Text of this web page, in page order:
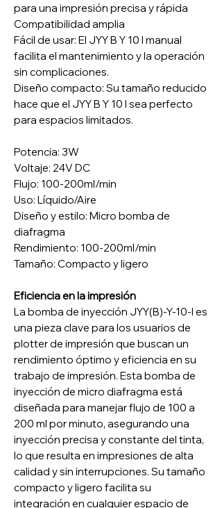
para una impresión precisa y rápida
Compatibilidad amplia
Fácil de usar: El JYY B Y 10 I manual
facilita el mantenimiento y la operación
sin complicaciones.
Diseño compacto: Su tamaño reducido
hace que el JYY B Y 10 I sea perfecto
para espacios limitados.
Potencia: 3W
Voltaje: 24V DC
Flujo: 100-200ml/min
Uso: Líquido/Aire
Diseño y estilo: Micro bomba de
diafragma
Rendimiento: 100-200ml/min
Tamaño: Compacto y ligero
Eficiencia en la impresión
La bomba de inyección JYY(B)-Y-10-I es
una pieza clave para los usuarios de
plotter de impresión que buscan un
rendimiento óptimo y eficiencia en su
trabajo de impresión. Esta bomba de
inyección de micro diafragma está
diseñada para manejar flujo de 100 a
200 ml por minuto, asegurando una
inyección precisa y constante del tinta,
lo que resulta en impresiones de alta
calidad y sin interrupciones. Su tamaño
compacto y ligero facilita su
integración en cualquier espacio de